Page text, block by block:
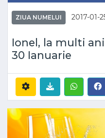
ZIUA NUMELUI 2017-01-
Ionel, la multi
30 Ianuarie